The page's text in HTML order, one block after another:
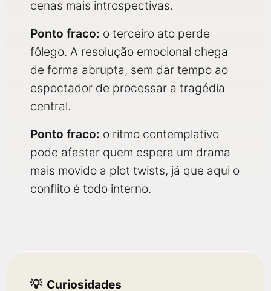
cenas mais introspectivas.
Ponto fraco: o terceiro ato perde
fôlego. A resolução emocional chega
de forma abrupta, sem dar tempo ao
espectador de processar a tragédia
central.
Ponto fraco: o ritmo contemplativo
pode afastar quem espera um drama
mais movido a plot twists, já que aqui o
conflito é todo interno.
Curiosidades